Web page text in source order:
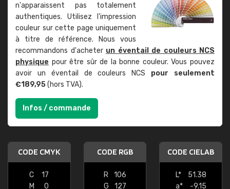
n'apparaissent pas totalement
authentiques. Utilisez l'impression
couleur sur cette page uniquement
à titre de référence. Nous vous
recommandons d'acheter un éventail de couleurs NCS
physique pour être sûr de la bonne couleur. Vous pouvez
avoir un éventail de couleurs NCS pour seulement
€189,95(hors TVA).
Infos / commande
CODE CMYK
C
17
M
0
CODE RGB
R
106
G
127
CODE CIELAB
L*
51.38
a*
-9.15